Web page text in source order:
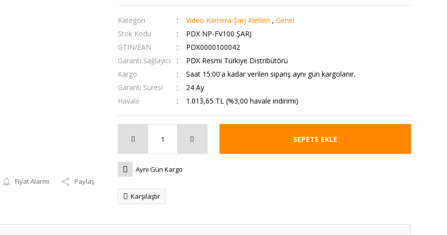
Fiyat Alarmı Paylaş
Kategori Video Kamera Şarj Aletleri , Genel
Stok Kodu
PDX NP-FV100 ŞARJ
GTIN/EAN
PDX0000100042
Garanti Sağlayıcı
PDX Resmi Türkiye Distribütörü
Kargo
Saat 15:00'a kadar verilen sipariş aynı gün kargolanır.
Garanti Süresi
24 Ay
Havale
1.013,65 TL (%3,00 havale indirimi)
SEPETE EKLE
Aynı Gün Kargo
Karşılaştır